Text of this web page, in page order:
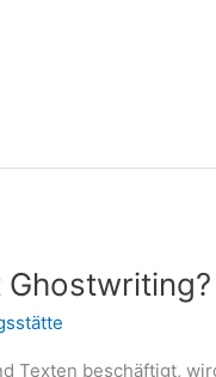
Texten beschäftigt,